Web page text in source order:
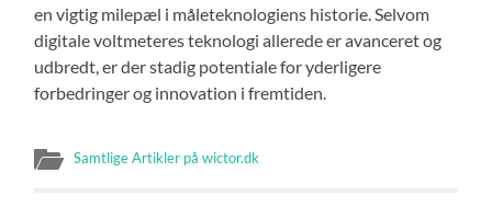
en vigtig milepæl i måleteknologiens historie. Selvom
digitale voltmeteres teknologi allerede er avanceret og
udbredt, er der stadig potentiale for yderligere
forbedringer og innovation i fremtiden.
Samtlige Artikler på wictor.dk